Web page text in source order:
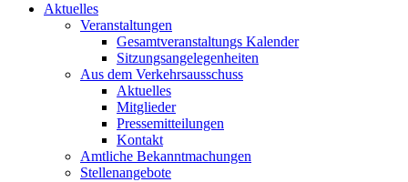
Aktuelles
Veranstaltungen
Gesamtveranstaltungs Kalender
Sitzungsangelegenheiten
Aus dem Verkehrsausschuss
Aktuelles
Mitglieder
Pressemitteilungen
Kontakt
Amtliche Bekanntmachungen
Stellenangebote